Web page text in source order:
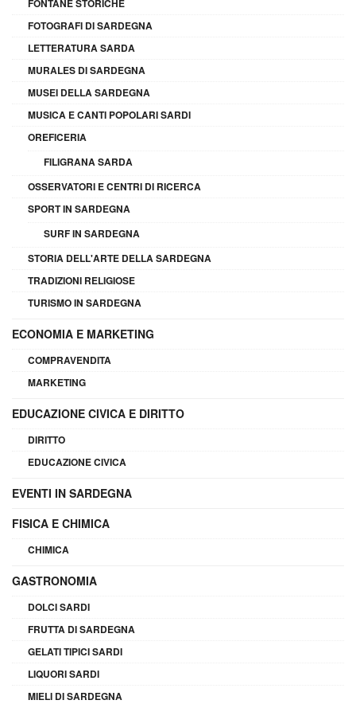
FONTANE STORICHE
FOTOGRAFI DI SARDEGNA
LETTERATURA SARDA
MURALES DI SARDEGNA
MUSEI DELLA SARDEGNA
MUSICA E CANTI POPOLARI SARDI
OREFICERIA
FILIGRANA SARDA
OSSERVATORI E CENTRI DI RICERCA
SPORT IN SARDEGNA
SURF IN SARDEGNA
STORIA DELL'ARTE DELLA SARDEGNA
TRADIZIONI RELIGIOSE
TURISMO IN SARDEGNA
ECONOMIA E MARKETING
COMPRAVENDITA
MARKETING
EDUCAZIONE CIVICA E DIRITTO
DIRITTO
EDUCAZIONE CIVICA
EVENTI IN SARDEGNA
FISICA E CHIMICA
CHIMICA
GASTRONOMIA
DOLCI SARDI
FRUTTA DI SARDEGNA
GELATI TIPICI SARDI
LIQUORI SARDI
MIELI DI SARDEGNA